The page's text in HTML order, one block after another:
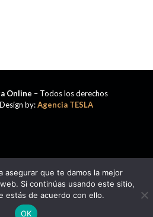
Online – Todos los derechos
by:Agencia TESLA
asegurar que te damos la mejor
Si continúas usando este sitio,
estás de acuerdo con ello.
OK